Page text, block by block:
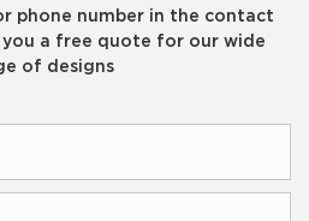
phone number in the contact
you a free quote for our wide
of designs